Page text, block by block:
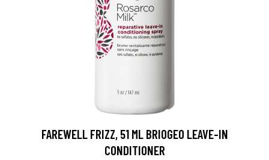
FAREWELL FRIZZ, 51 ML BRIOGEO LEAVE-IN
CONDITIONER